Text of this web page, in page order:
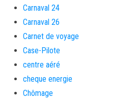
Carnaval 24
Carnaval 26
Carnet de voyage
Case-Pilote
centre aéré
cheque energie
Chômage